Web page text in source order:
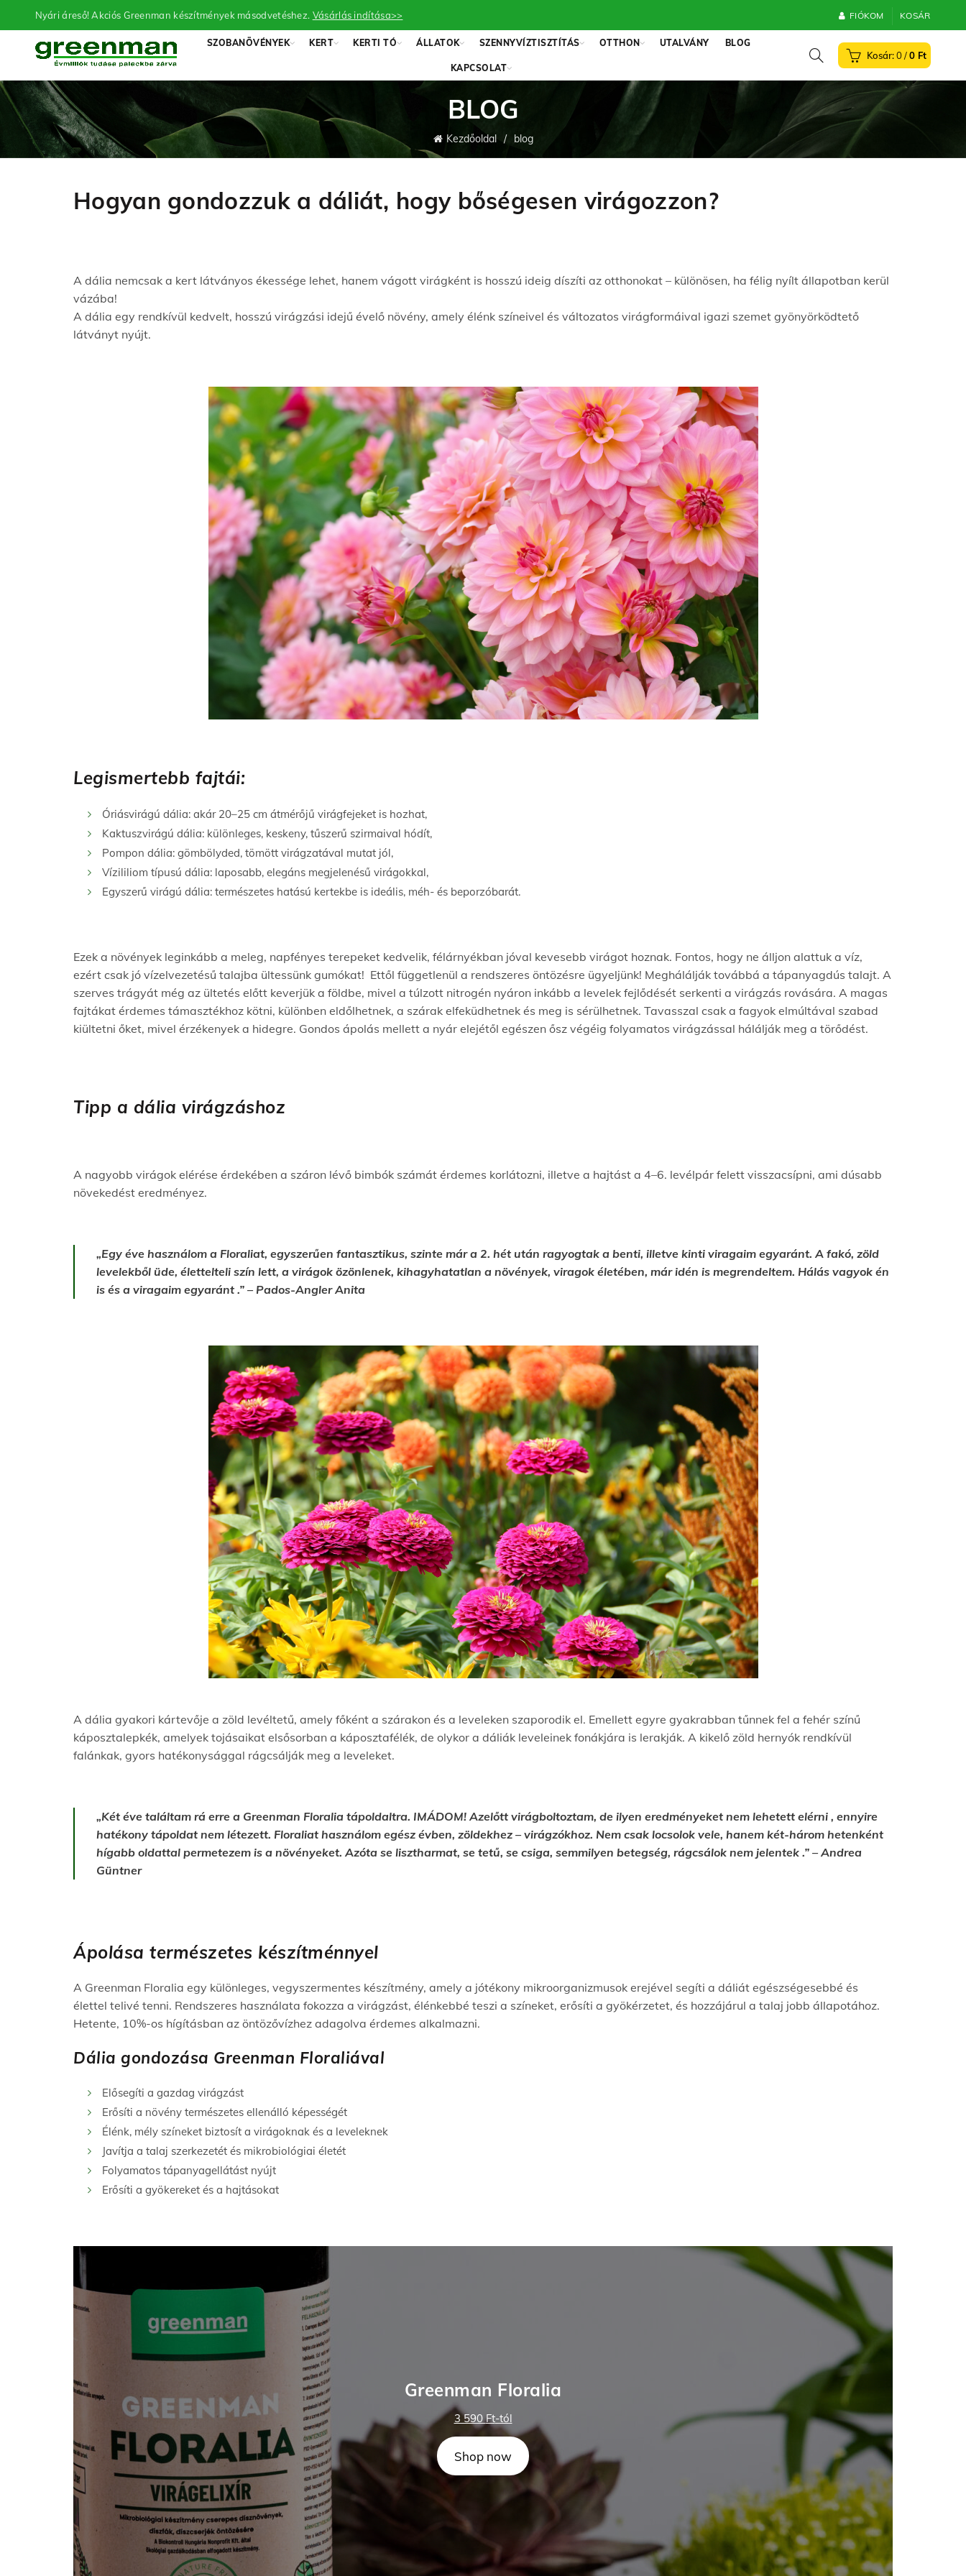
Nyári áreső! Akciós Greenman készítmények másodvetéshez. Vásárlás indítása>> FIÓKOM KOSÁR
SZOBANÖVÉNYEK KERT KERTI TÓ ÁLLATOK SZENNYVÍZTISZTÍTÁS OTTHON UTALVÁNY BLOG
KAPCSOLAT
0 / 0 Ft
BLOG
Kezdőoldal blog
Hogyan gondozzuk a dáliát, hogy bőségesen virágozzon?
A dália nemcsak a kert látványos ékessége lehet, hanem vágott virágként is hosszú ideig díszíti az otthonokat – különösen, ha félig nyílt állapotban kerül
vázába!
A dália egy rendkívül kedvelt, hosszú virágzási idejű évelő növény, amely élénk színeivel és változatos virágformáival igazi szemet gyönyörködtető
látványt nyújt.
Legismertebb fajtái:
Óriásvirágú dália: akár 20–25 cm átmérőjű virágfejeket is hozhat,
Kaktuszvirágú dália: különleges, keskeny, tűszerű szirmaival hódít,
Pompon dália: gömbölyded, tömött virágzatával mutat jól,
Vízililiom típusú dália: laposabb, elegáns megjelenésű virágokkal,
Egyszerű virágú dália: természetes hatású kertekbe is ideális, méh- és beporzóbarát.
Ezek a növények leginkább a meleg, napfényes terepeket kedvelik, félárnyékban jóval kevesebb virágot hoznak. Fontos, hogy ne álljon alattuk a víz,
ezért csak jó vízelvezetésű talajba ültessünk gumókat! Ettől függetlenül a rendszeres öntözésre ügyeljünk! Meghálálják továbbá a tápanyagdús talajt. A
szerves trágyát még az ültetés előtt keverjük a földbe, mivel a túlzott nitrogén nyáron inkább a levelek fejlődését serkenti a virágzás rovására. A magas
fajtákat érdemes támasztékhoz kötni, különben eldőlhetnek, a szárak elfeküdhetnek és meg is sérülhetnek. Tavasszal csak a fagyok elmúltával szabad
kiültetni őket, mivel érzékenyek a hidegre. Gondos ápolás mellett a nyár elejétől egészen ősz végéig folyamatos virágzással hálálják meg a törődést.
Tipp a dália virágzáshoz
A nagyobb virágok elérése érdekében a száron lévő bimbók számát érdemes korlátozni, illetve a hajtást a 4–6. levélpár felett visszacsípni, ami dúsabb
növekedést eredményez.
„Egy éve használom a Floraliat, egyszerűen fantasztikus, szinte már a 2. hét után ragyogtak a benti, illetve kinti viragaim egyaránt. A fakó, zöld
levelekből üde, élettelteli szín lett, a virágok özönlenek, kihagyhatatlan a növények, viragok életében, már idén is megrendeltem. Hálás vagyok én
is és a viragaim egyaránt .” – Pados-Angler Anita
A dália gyakori kártevője a zöld levéltetű, amely főként a szárakon és a leveleken szaporodik el. Emellett egyre gyakrabban tűnnek fel a fehér színű
káposztalepkék, amelyek tojásaikat elsősorban a káposztafélék, de olykor a dáliák leveleinek fonákjára is lerakják. A kikelő zöld hernyók rendkívül
falánkak, gyors hatékonysággal rágcsálják meg a leveleket.
„Két éve találtam rá erre a Greenman Floralia tápoldaltra. IMÁDOM! Azelőtt virágboltoztam, de ilyen eredményeket nem lehetett elérni , ennyire
hatékony tápoldat nem létezett. Floraliat használom egész évben, zöldekhez – virágzókhoz. Nem csak locsolok vele, hanem két-három hetenként
hígabb oldattal permetezem is a növényeket. Azóta se lisztharmat, se tetű, se csiga, semmilyen betegség, rágcsálok nem jelentek .” – Andrea
Güntner
Ápolása természetes készítménnyel
A Greenman Floralia egy különleges, vegyszermentes készítmény, amely a jótékony mikroorganizmusok erejével segíti a dáliát egészségesebbé és
élettel telivé tenni. Rendszeres használata fokozza a virágzást, élénkebbé teszi a színeket, erősíti a gyökérzetet, és hozzájárul a talaj jobb állapotához.
Hetente, 10%-os hígításban az öntözővízhez adagolva érdemes alkalmazni.
Dália gondozása Greenman Floraliával
Elősegíti a gazdag virágzást
Erősíti a növény természetes ellenálló képességét
Élénk, mély színeket biztosít a virágoknak és a leveleknek
Javítja a talaj szerkezetét és mikrobiológiai életét
Folyamatos tápanyagellátást nyújt
Erősíti a gyökereket és a hajtásokat
Greenman Floralia
3 590Ft-tól
Shop now